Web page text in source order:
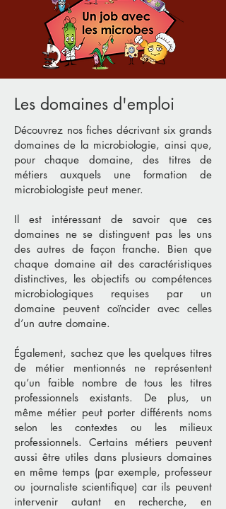
Les domaines d'emploi
Découvrez nos fiches décrivant six grands
domaines de la microbiologie, ainsi que,
pour chaque domaine, des titres de
métiers auxquels une formation de
microbiologiste peut mener.
Il est intéressant de savoir que ces
domaines ne se distinguent pas les uns
des autres de façon franche. Bien que
chaque domaine ait des caractéristiques
distinctives, les objectifs ou compétences
microbiologiques requises par un
domaine peuvent coïncider avec celles
d’un autre domaine.
Également, sachez que les quelques titres
de métier mentionnés ne représentent
qu’un faible nombre de tous les titres
professionnels existants. De plus, un
même métier peut porter différents noms
selon les contextes ou les milieux
professionnels. Certains métiers peuvent
aussi être utiles dans plusieurs domaines
en même temps (par exemple, professeur
ou journaliste scientifique) car ils peuvent
intervenir autant en recherche, en